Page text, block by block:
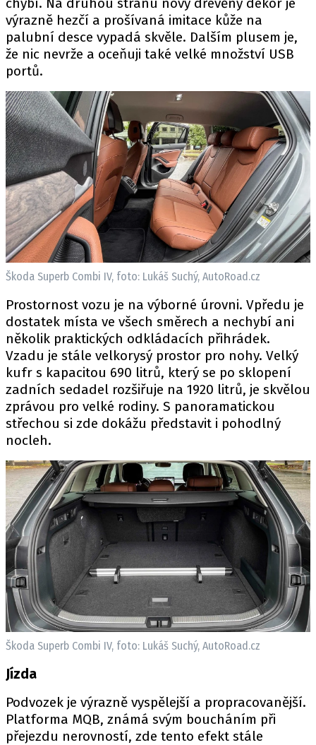
výrazně hezčí a prošívaná imitace kůže na
palubní desce vypadá skvěle. Dalším plusem je,
že nic nevrže a oceňuji také velké množství USB
portů.
Škoda Superb Combi IV, foto: Lukáš Suchý, AutoRoad.cz
Prostornost vozu je na výborné úrovni. Vpředu je
dostatek místa ve všech směrech a nechybí ani
několik praktických odkládacích přihrádek.
Vzadu je stále velkorysý prostor pro nohy. Velký
kufr s kapacitou 690 litrů, který se po sklopení
zadních sedadel rozšiřuje na 1920 litrů, je skvělou
zprávou pro velké rodiny. S panoramatickou
střechou si zde dokážu představit i pohodlný
nocleh.
Škoda Superb Combi IV, foto: Lukáš Suchý, AutoRoad.cz
Jízda
Podvozek je výrazně vyspělejší a propracovanější.
Platforma MQB, známá svým boucháním při
přejezdu nerovností, zde tento efekt stále